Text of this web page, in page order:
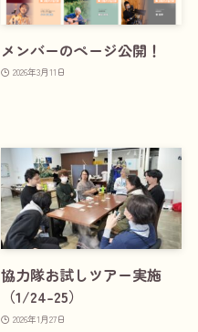
メンバーのページ公開！
2026年3月11日
協力隊お試しツアー実施
（1/24-25）
2026年1月27日